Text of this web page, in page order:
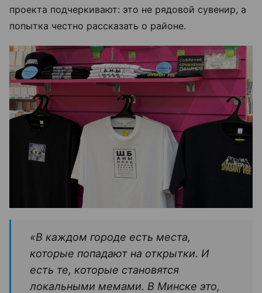
проекта подчеркивают: это не рядовой сувенир, а
попытка честно рассказать о районе.
«В каждом городе есть места,
которые попадают на открытки. И
есть те, которые становятся
локальными мемами. В Минске это,